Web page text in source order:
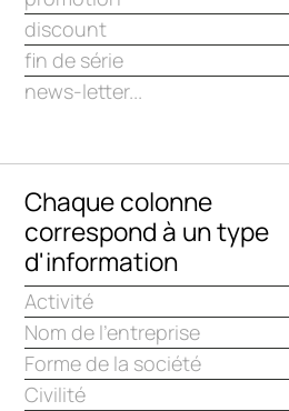
discount
fin de série
news-letter...
Chaque colonne
correspond à un type
d'information
Activité
Nom de l'entreprise
Forme de la société
Civilité